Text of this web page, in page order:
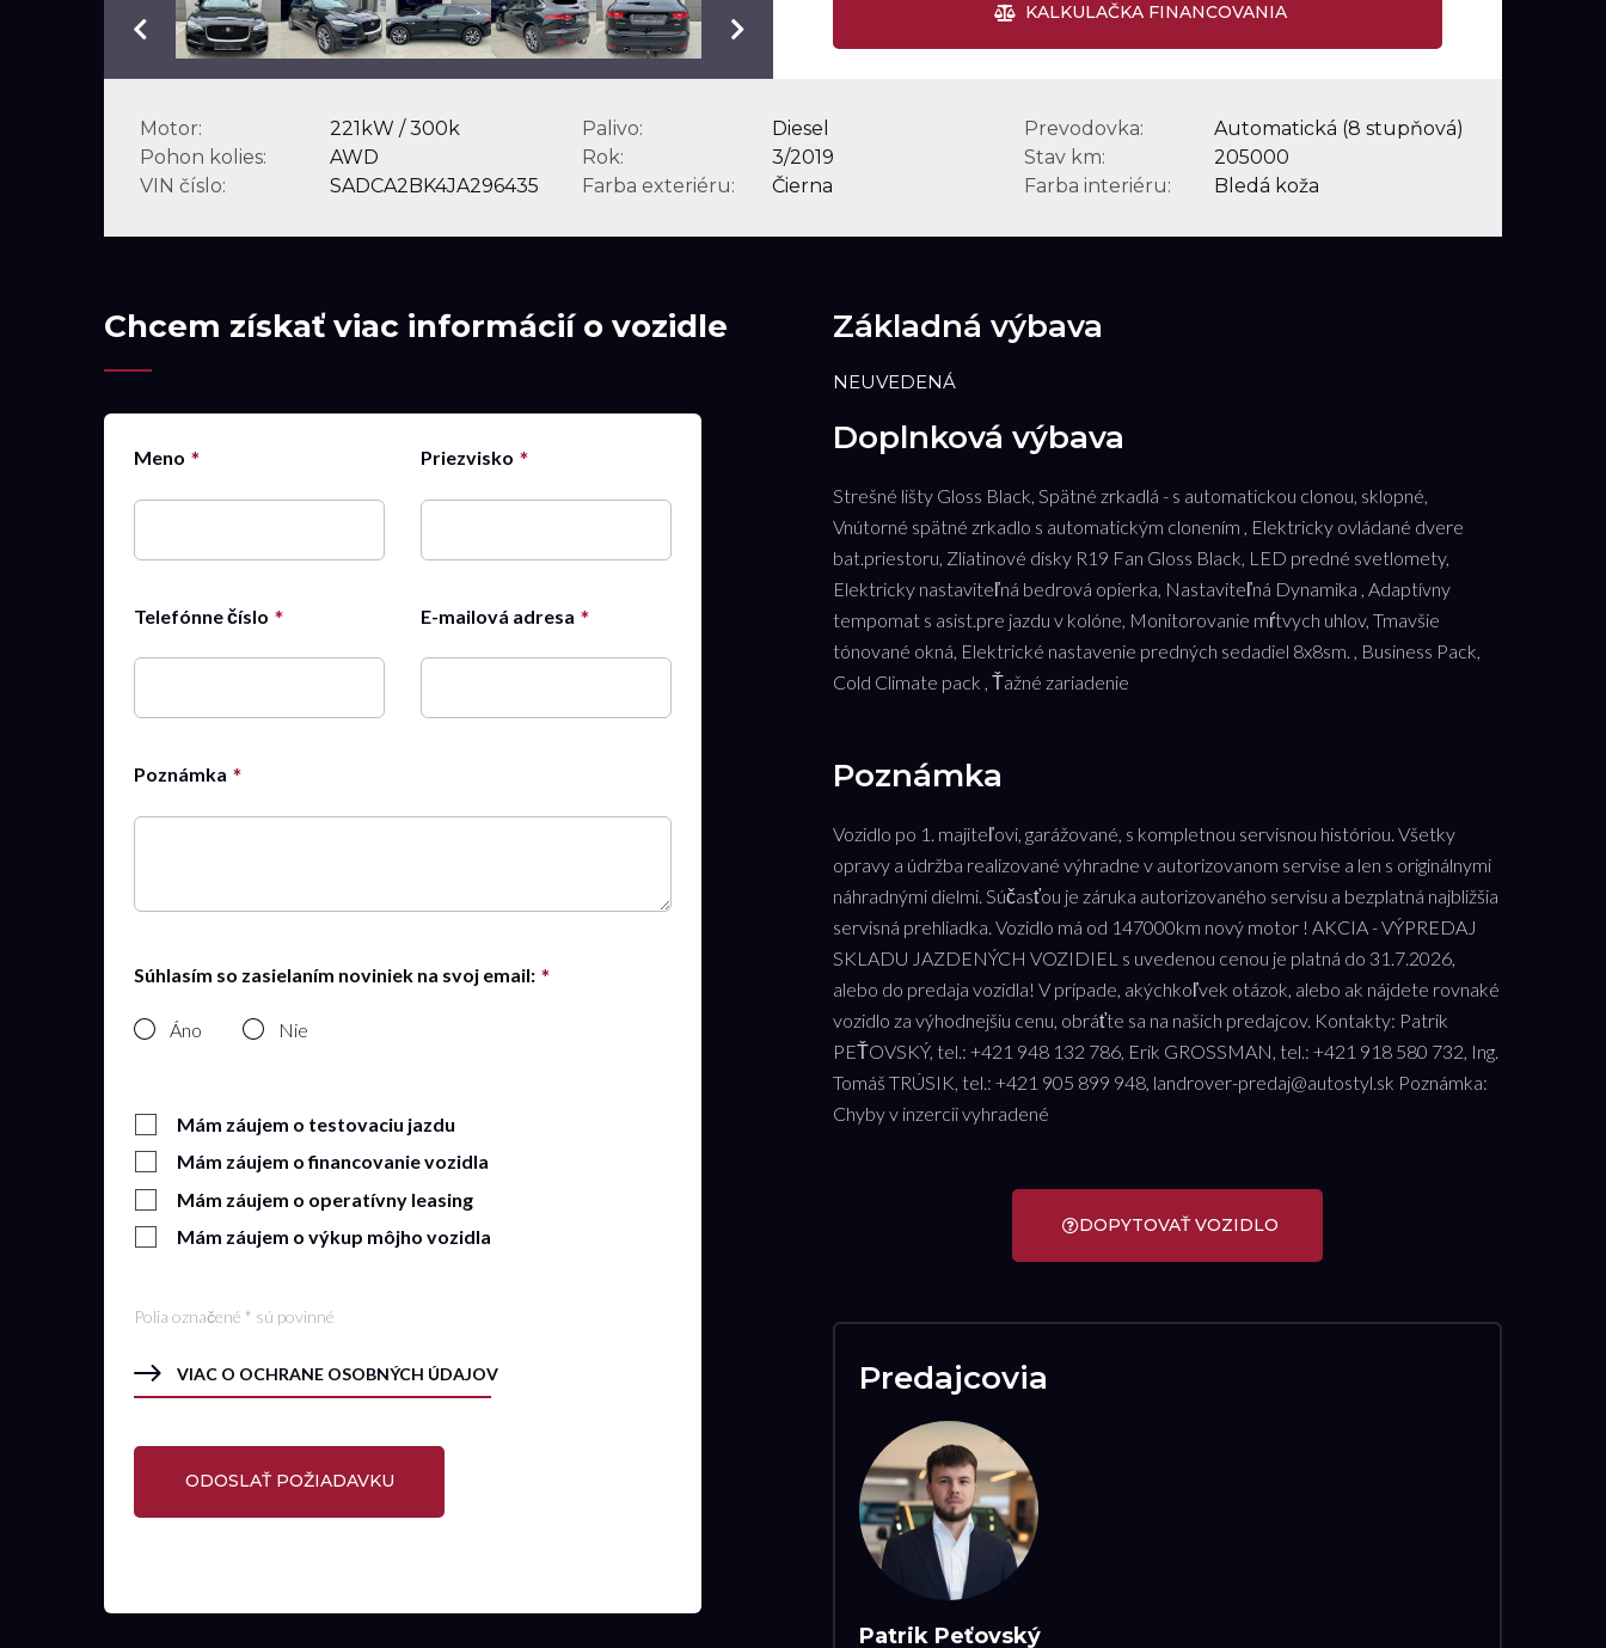
KALKULAČKA FINANCOVANIA
Motor: 221kW / 300k Palivo: Diesel Prevodovka:
Automatická (8 stupňová)
Pohon kolies:
AWD Rok: 3/2019 Stav km:
205000
VIN číslo:
SADCA2BK4JA296435 Farba exteriéru: Čierna Farba interiéru: Bledá koža
Chcem získať viac informácií o vozidle
Meno Priezvisko
Telefónne číslo E-mailová adresa
Poznámka
Súhlasím so zasielaním noviniek na svoj email:
Áno Nie
Mám záujem o testovaciu jazdu
Mám záujem o financovanie vozidla
Mám záujem o operatívny leasing
Mám záujem o výkup môjho vozidla
Polia označené * sú povinné
VIAC O OCHRANE OSOBNÝCH ÚDAJOV
Základná výbava
NEUVEDENÁ
Doplnková výbava
Strešné lišty Gloss Black, Spätné zrkadlá - s automatickou clonou, sklopné,
Vnútorné spätné zrkadlo s automatickým clonením , Elektricky ovládané dvere
bat.priestoru, Zliatinové disky R19 Fan Gloss Black, LED predné svetlomety,
Elektricky nastaviteľná bedrová opierka, Nastaviteľná Dynamika , Adaptívny
tempomat s asist.pre jazdu v kolóne, Monitorovanie mŕtvych uhlov, Tmavšie
tónované okná, Elektrické nastavenie predných sedadiel 8x8sm. , Business Pack,
Cold Climate pack , Ťažné zariadenie
Poznámka
Vozidlo po 1. majiteľovi, garážované, s kompletnou servisnou históriou. Všetky
opravy a údržba realizované výhradne v autorizovanom servise a len s originálnymi
náhradnými dielmi. Súčasťou je záruka autorizovaného servisu a bezplatná najbližšia
servisná prehliadka. Vozidlo má od 147000km nový motor ! AKCIA - VÝPREDAJ
SKLADU JAZDENÝCH VOZIDIEL s uvedenou cenou je platná do 31.7.2026,
alebo do predaja vozidla! V prípade, akýchkoľvek otázok, alebo ak nájdete rovnaké
vozidlo za výhodnejšiu cenu, obráťte sa na našich predajcov. Kontakty: Patrik
PEŤOVSKÝ, tel.: +421 948 132 786, Erik GROSSMAN, tel.: +421 918 580 732, Ing.
Tomáš TRÚSIK, tel.: +421 905 899 948, landrover-predaj@autostyl.sk Poznámka:
Chyby v inzercii vyhradené
DOPYTOVAŤ VOZIDLO
Predajcovia
Patrik Peťovský